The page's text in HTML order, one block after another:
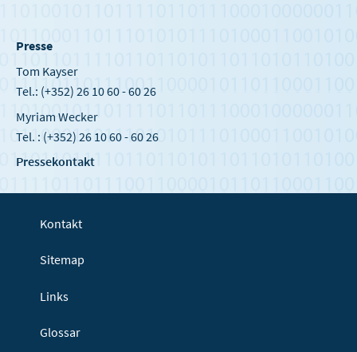
Presse
Tom Kayser
Tel.: (+352) 26 10 60 - 60 26
Myriam Wecker
Tel. : (+352) 26 10 60 - 60 26
Pressekontakt
Kontakt
Sitemap
Links
Glossar